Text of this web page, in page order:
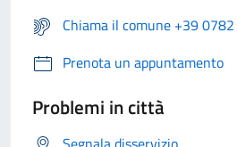
Chiama il comune +39
Prenota un appuntamento
Problemi in città